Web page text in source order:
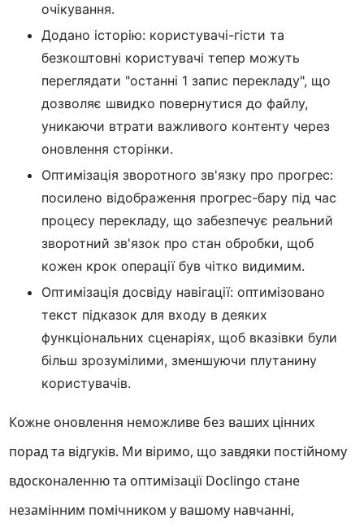
очікування.
Додано історію: користувачі-гісти та
безкоштовні користувачі тепер можуть
переглядати "останні 1 запис перекладу", що
дозволяє швидко повернутися до файлу,
уникаючи втрати важливого контенту через
оновлення сторінки.
Оптимізація зворотного зв'язку про прогрес:
посилено відображення прогрес-бару під час
процесу перекладу, що забезпечує реальний
зворотний зв'язок про стан обробки, щоб
кожен крок операції був чітко видимим.
Оптимізація досвіду навігації: оптимізовано
текст підказок для входу в деяких
функціональних сценаріях, щоб вказівки були
більш зрозумілими, зменшуючи плутанину
користувачів.
Кожне оновлення неможливе без ваших цінних
порад та відгуків. Ми віримо, що завдяки постійному
вдосконаленню та оптимізації Doclingo стане
незамінним помічником у вашому навчанні,